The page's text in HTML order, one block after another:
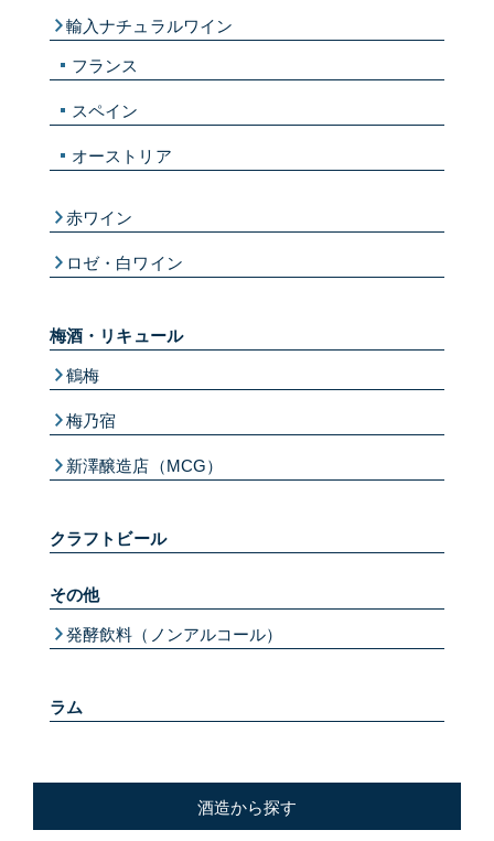
輸入ナチュラルワイン
フランス
スペイン
オーストリア
赤ワイン
ロゼ・白ワイン
梅酒・リキュール
鶴梅
梅乃宿
新澤醸造店（MCG）
クラフトビール
その他
発酵飲料（ノンアルコール）
ラム
酒造から探す